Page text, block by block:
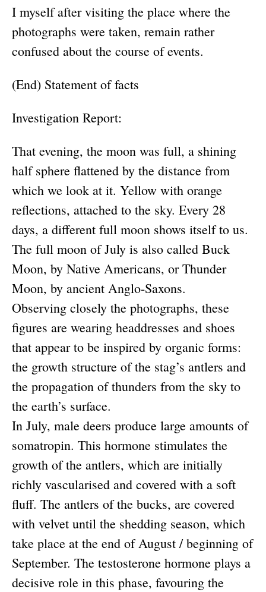
I myself after visiting the place where the
photographs were taken, remain rather
confused about the course of events.
(End) Statement of facts
Investigation Report:
That evening, the moon was full, a shining
half sphere flattened by the distance from
which we look at it. Yellow with orange
reflections, attached to the sky. Every 28
days, a different full moon shows itself to us.
The full moon of July is also called Buck
Moon, by Native Americans, or Thunder
Moon, by ancient Anglo-Saxons.
Observing closely the photographs, these
figures are wearing headdresses and shoes
that appear to be inspired by organic forms:
the growth structure of the stag’s antlers and
the propagation of thunders from the sky to
the earth’s surface.
In July, male deers produce large amounts of
somatropin. This hormone stimulates the
growth of the antlers, which are initially
richly vascularised and covered with a soft
fluff. The antlers of the bucks, are covered
with velvet until the shedding season, which
take place at the end of August / beginning of
September. The testosterone hormone plays a
decisive role in this phase, favouring the